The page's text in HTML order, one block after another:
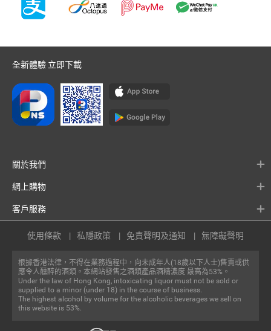
全新體驗 立即下載
關於我們
網上購物
客戶服務
根據香港法律，不得在業務過程中，向未成年人(18歲以下人士)售賣或供
應令人醺醉的酒類。本網站發售之酒類產品酒精濃度 最高為53%。
Under the law of Hong Kong, intoxicating liquor must not be sold or
supplied to a minor (under 18) in the course of business.
The highest alcohol by volume for the alcoholic beverages we sell on
this website is 53%.
使用條款 私隱政策 免責聲明及通知 無障礙聲明